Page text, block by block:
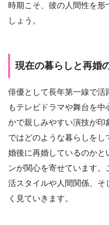
時期こそ、彼の人間性を
しょう。
現在の暮らしと再婚
俳優として長年第一線で
もテレビドラマや舞台を
かで親しみやすい演技が印
ではどのような暮らしを
婚後に再婚しているのかと
ンが関心を寄せています
活スタイルや人間関係、そ
く見ていきます。